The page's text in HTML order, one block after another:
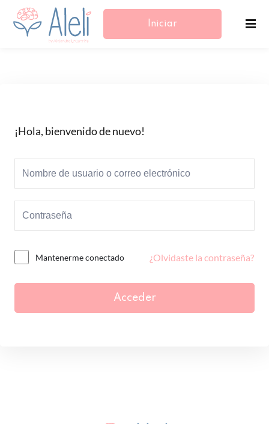
Iniciar
¡Hola, bienvenido de nuevo!
Mantenerme conectado ¿Olvidaste la contraseña?
Acceder